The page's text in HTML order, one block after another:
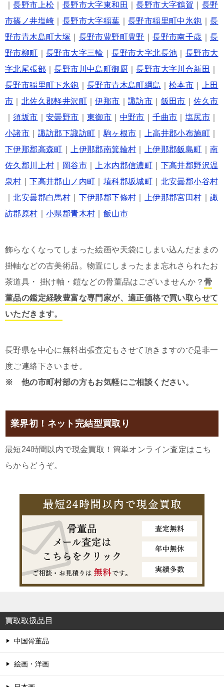
｜長野市上松 長野市大字東和田 ｜長野市大字鶴賀
長野
市篠ノ井塩崎
長野市大字稲葉 ｜長野市稲里町中氷鉋 ｜長
野市青木島町大塚
長野市豊野町豊野 ｜長野市南千歳 ｜長
野市柳町
｜長野市大字三輪 ｜長野市大字北長池
長野市大
字北尾張部 ｜長野市川中島町御厨 ｜長野市大字川合新田
長野市稲里町下氷鉋 ｜長野市青木島町綱島 ｜松本市
上田
市
北佐久郡軽井沢町 ｜伊那市 ｜諏訪市 飯田市 ｜佐久市
｜須坂市 ｜安曇野市 ｜東御市 中野市 ｜千曲市 塩尻市
小諸市
諏訪郡下諏訪町 ｜駒ヶ根市 上高井郡小布施町
下伊那郡高森町
｜上伊那郡南箕輪村 上伊那郡飯島町 ｜南
佐久郡川上村
岡谷市 ｜上水内郡信濃町
下高井郡野沢温
泉村
下高井郡山ノ内町 埴科郡坂城町
北安曇郡小谷村
｜北安曇郡白馬村 下伊那郡下條村 上伊那郡宮田村 ｜諏
訪郡原村 ｜小県郡青木村 飯山市
飾らなくなってしまった絵画や天袋にしまい込んだままの
掛軸などの古美術品。物置にしまったまま忘れさられたお
茶道具・ 掛け軸・鎧などの骨董品はございませんか？ 骨
董品の鑑定経験豊富な専門家が、適正価格で買い取らせて
いただきます。
長野県を中心に無料出張査定もさせて頂きますので是非一
度ご連絡下さいませ。
※ 他の市町村部の方もお気軽にご相談ください。
業界初！ネット完結型買取り
最短24時間以内で現金買取！簡単オンライン査定はこち
らからどうぞ。
買取取扱品目
中国骨董品
絵画・洋画